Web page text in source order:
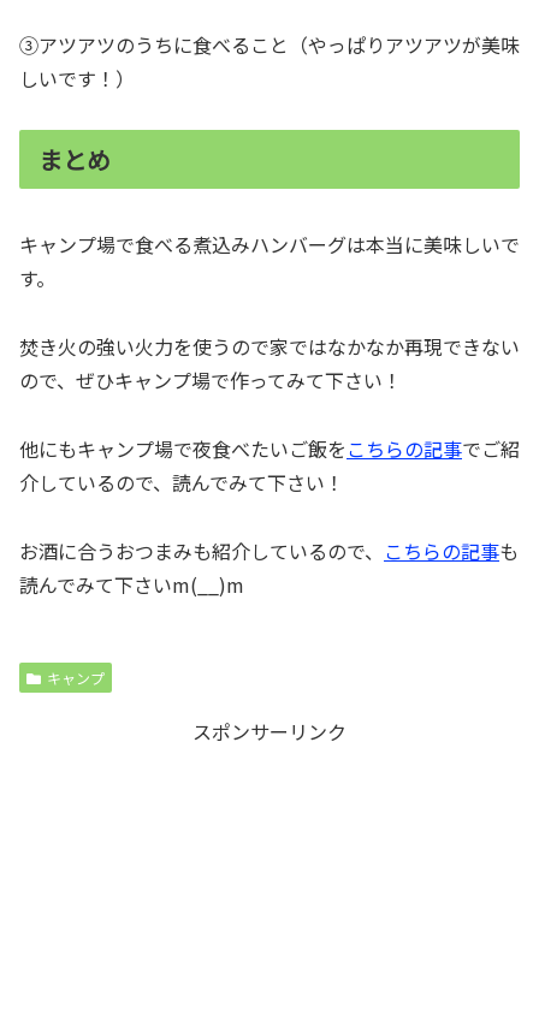
③アツアツのうちに食べること（やっぱりアツアツが美味
しいです！）
まとめ
キャンプ場で食べる煮込みハンバーグは本当に美味しいで
す。
焚き火の強い火力を使うので家ではなかなか再現できない
ので、ぜひキャンプ場で作ってみて下さい！
他にもキャンプ場で夜食べたいご飯をこちらの記事でご紹
介しているので、読んでみて下さい！
お酒に合うおつまみも紹介しているので、 こちらの記事も
読んでみて下さいm(__)m
キャンプ
スポンサーリンク